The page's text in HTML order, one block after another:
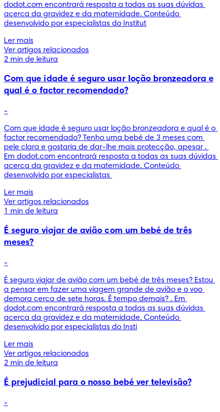
dodot.com encontrará resposta a todas as suas dúvidas
acerca da gravidez e da maternidade. Conteúdo
desenvolvido por especialistas do Institut
Ler mais
Ver artigos relacionados
2 min de leitura
Com que idade é seguro usar loção bronzeadora e
qual é o factor recomendado?
-
Com que idade é seguro usar loção bronzeadora e qual é o
factor recomendado? Tenho uma bebé de 3 meses com
pele clara e gostaria de dar-lhe mais protecção, apesar .
Em dodot.com encontrará resposta a todas as suas dúvidas
acerca da gravidez e da maternidade. Conteúdo
desenvolvido por especialistas
Ler mais
Ver artigos relacionados
1 min de leitura
É seguro viajar de avião com um bebé de três
meses?
-
É seguro viajar de avião com um bebé de três meses? Estou
a pensar em fazer uma viagem grande de avião e o voo
demora cerca de sete horas. É tempo demais? . Em
dodot.com encontrará resposta a todas as suas dúvidas
acerca da gravidez e da maternidade. Conteúdo
desenvolvido por especialistas do Insti
Ler mais
Ver artigos relacionados
2 min de leitura
É prejudicial para o nosso bebé ver televisão?
-